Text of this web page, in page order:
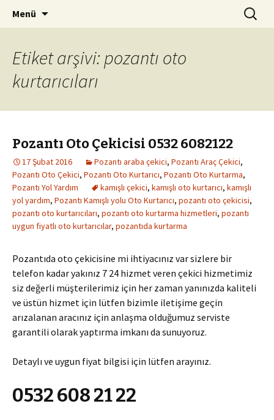
Pozantı Oto Kurtarma 0542
261 94 08
Kurtarıcı Yol Yardım Araç Çekici
Menü Arama:
Etiket arşivi: pozantı oto
kurtarıcıları
Pozantı Oto Çekicisi 0532 6082122
17 Şubat 2016 Pozantı araba çekici, Pozantı Araç Çekici,
Pozantı Oto Çekici, Pozantı Oto Kurtarıcı, Pozantı Oto Kurtarma,
Pozantı Yol Yardım
kamışlı çekici, kamışlı oto kurtarıcı, kamışlı
yol yardım, Pozantı Kamışlı yolu Oto Kurtarıcı, pozantı oto çekicisi,
pozantı oto kurtarıcıları, pozantı oto kurtarma hizmetleri, pozantı
uygun fiyatlı oto kurtarıcılar, pozantıda kurtarma
Pozantıda oto çekicisine mi ihtiyacınız var sizlere bir
telefon kadar yakınız 7 24 hizmet veren çekici hizmetimiz
siz değerli müşterilerimiz için her zaman yanınızda kaliteli
ve üstün hizmet için lütfen bizimle iletişime geçin
arızalanan aracınız için anlaşma olduğumuz serviste
garantili olarak yaptırma imkanı da sunuyoruz.
Detaylı ve uygun fiyat bilgisi için lütfen arayınız.
0532 608 21 22